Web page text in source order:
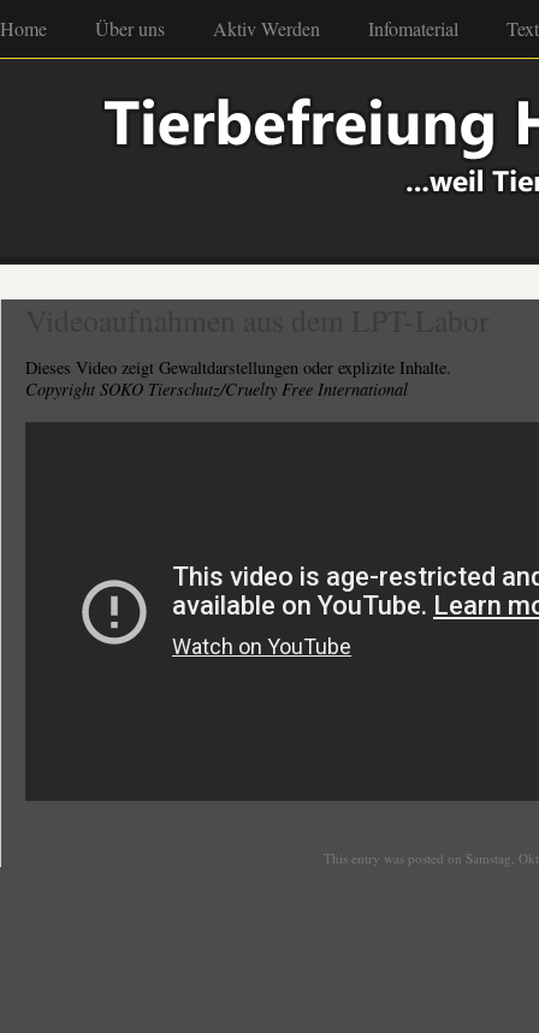
Home Über uns Aktiv Werden Infomaterial
Dieses Video zeigt Gewaltdarstellungen oder explizite Inhalte.
Copyright SOKO Tierschutz/Cruelty Free International
This entry was posted on Samstag,